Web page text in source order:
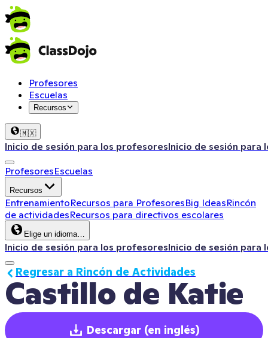
Profesores
Escuelas
Recursos
🇲🇽
Inicio de sesión para los profesoresInicio de sesión para
ProfesoresEscuelas
Recursos
EntrenamientoRecursos para ProfesoresBig IdeasRincón
de actividadesRecursos para directivos escolares
Elige un idioma…
Inicio de sesión para los profesoresInicio de sesión para
Castillo de Katie
Regresar a Rincón de Actividades
Descargar (en inglés)